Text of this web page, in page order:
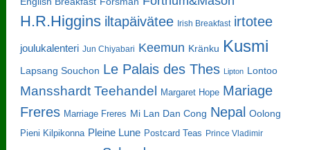
H.R.Higgins iltapäivätee Irish Breakfast irtotee
joulukalenteri Jun Chiyabari Keemun Kränku Kusmi
Lapsang Souchon Le Palais des Thes Lipton Lontoo
Mansshardt Teehandel Margaret Hope Mariage
Freres Marriage Freres Mi Lan Dan Cong Nepal Oolong
Pieni Kilpikonna Pleine Lune Postcard Teas Prince Vladimir